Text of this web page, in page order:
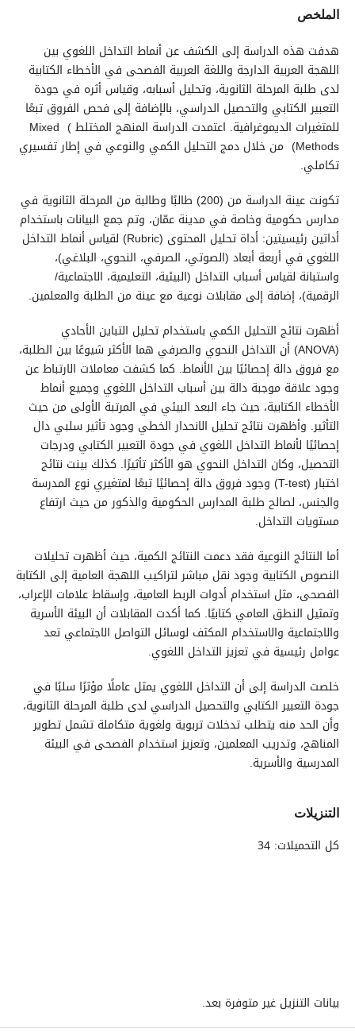
الملخص
هدفت هذه الدراسة إلى الكشف عن أنماط التداخل اللغوي بين
اللهجة العربية الدارجة واللغة العربية الفصحى في الأخطاء الكتابية
لدى طلبة المرحلة الثانوية، وتحليل أسبابه، وقياس أثره في جودة
التعبير الكتابي والتحصيل الدراسي، بالإضافة إلى فحص الفروق تبعًا
للمتغيرات الديموغرافية. اعتمدت الدراسة المنهج المختلط ) Mixed
Methods) من خلال دمج التحليل الكمي والنوعي في إطار تفسيري
تكاملي.
تكونت عينة الدراسة من (200) طالبًا وطالبة من المرحلة الثانوية في
مدارس حكومية وخاصة في مدينة عمّان، وتم جمع البيانات باستخدام
أداتين رئيسيتين: أداة تحليل المحتوى (Rubric) لقياس أنماط التداخل
اللغوي في أربعة أبعاد (الصوتي، الصرفي، النحوي، البلاغي)،
واستبانة لقياس أسباب التداخل (البيئية، التعليمية، الاجتماعية/
الرقمية)، إضافة إلى مقابلات نوعية مع عينة من الطلبة والمعلمين.
أظهرت نتائج التحليل الكمي باستخدام تحليل التباين الأحادي
(ANOVA) أن التداخل النحوي والصرفي هما الأكثر شيوعًا بين الطلبة،
مع فروق دالة إحصائيًا بين الأنماط. كما كشفت معاملات الارتباط عن
وجود علاقة موجبة دالة بين أسباب التداخل اللغوي وجميع أنماط
الأخطاء الكتابية، حيث جاء البعد البيئي في المرتبة الأولى من حيث
التأثير. وأظهرت نتائج تحليل الانحدار الخطي وجود تأثير سلبي دال
إحصائيًا لأنماط التداخل اللغوي في جودة التعبير الكتابي ودرجات
التحصيل، وكان التداخل النحوي هو الأكثر تأثيرًا. كذلك بينت نتائج
اختبار (T-test) وجود فروق دالة إحصائيًا تبعًا لمتغيري نوع المدرسة
والجنس، لصالح طلبة المدارس الحكومية والذكور من حيث ارتفاع
مستويات التداخل.
أما النتائج النوعية فقد دعمت النتائج الكمية، حيث أظهرت تحليلات
النصوص الكتابية وجود نقل مباشر لتراكيب اللهجة العامية إلى الكتابة
الفصحى، مثل استخدام أدوات الربط العامية، وإسقاط علامات الإعراب،
وتمثيل النطق العامي كتابيًا. كما أكدت المقابلات أن البيئة الأسرية
والاجتماعية والاستخدام المكثف لوسائل التواصل الاجتماعي تعد
عوامل رئيسية في تعزيز التداخل اللغوي.
خلصت الدراسة إلى أن التداخل اللغوي يمثل عاملًا مؤثرًا سلبًا في
جودة التعبير الكتابي والتحصيل الدراسي لدى طلبة المرحلة الثانوية،
وأن الحد منه يتطلب تدخلات تربوية ولغوية متكاملة تشمل تطوير
المناهج، وتدريب المعلمين، وتعزيز استخدام الفصحى في البيئة
المدرسية والأسرية.
التنزيلات
كل التحميلات: 34
بيانات التنزيل غير متوفرة بعد.